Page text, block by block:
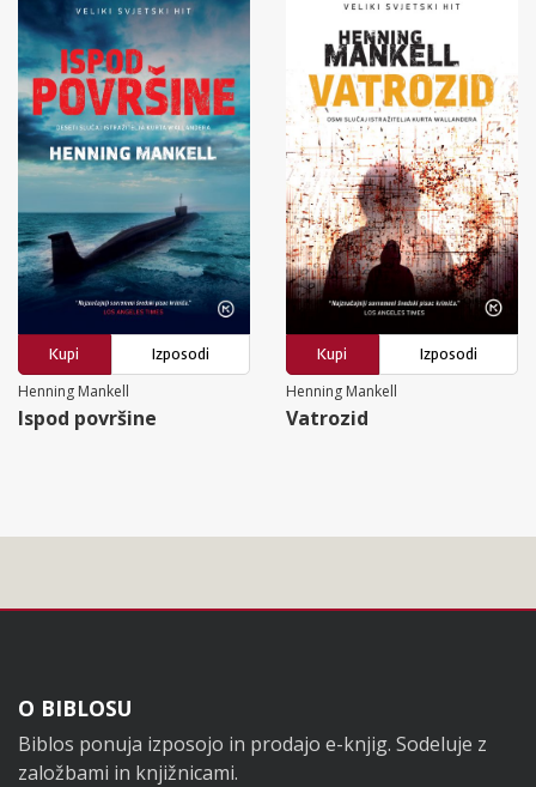
Kupi
Izposodi
Henning Mankell
Ispod površine
Kupi
Izposodi
Henning Mankell
Vatrozid
Noga
O BIBLOSU
Biblos ponuja izposojo in prodajo e-knjig. Sodeluje z
založbami in knjižnicami.